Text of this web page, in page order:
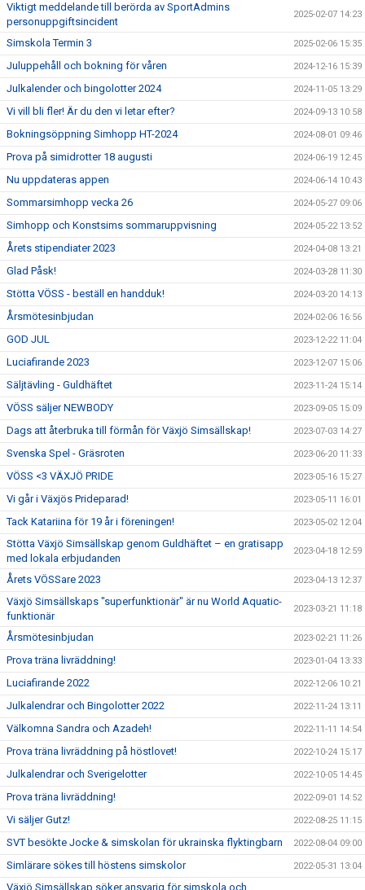
Viktigt meddelande till berörda av SportAdmins
personuppgiftsincident
2025-02-07 14:23
Simskola Termin 3 2025-02-06 15:35
Juluppehåll och bokning för våren 2024-12-16 15:39
Julkalender och bingolotter 2024 2024-11-05 13:29
Vi vill bli fler! Är du den vi letar efter? 2024-09-13 10:58
Bokningsöppning Simhopp HT-2024 2024-08-01 09:46
Prova på simidrotter 18 augusti 2024-06-19 12:45
Nu uppdateras appen 2024-06-14 10:43
Sommarsimhopp vecka 26 2024-05-27 09:06
Simhopp och Konstsims sommaruppvisning 2024-05-22 13:52
Årets stipendiater 2023 2024-04-08 13:21
Glad Påsk! 2024-03-28 11:30
Stötta VÖSS - beställ en handduk! 2024-03-20 14:13
Årsmötesinbjudan 2024-02-06 16:56
GOD JUL 2023-12-22 11:04
Luciafirande 2023 2023-12-07 15:06
Säljtävling - Guldhäftet 2023-11-24 15:14
VÖSS säljer NEWBODY 2023-09-05 15:09
Dags att återbruka till förmån för Växjö Simsällskap! 2023-07-03 14:27
Svenska Spel - Gräsroten 2023-06-20 11:33
VÖSS <3 VÄXJÖ PRIDE 2023-05-16 15:27
Vi går i Växjös Prideparad! 2023-05-11 16:01
Tack Katariina för 19 år i föreningen! 2023-05-02 12:04
Stötta Växjö Simsällskap genom Guldhäftet – en gratisapp
med lokala erbjudanden
2023-04-18 12:59
Årets VÖSSare 2023 2023-04-13 12:37
Växjö Simsällskaps "superfunktionär" är nu World Aquatic-
funktionär
2023-03-21 11:18
Årsmötesinbjudan 2023-02-21 11:26
Prova träna livräddning! 2023-01-04 13:33
Luciafirande 2022 2022-12-06 10:21
Julkalendrar och Bingolotter 2022 2022-11-24 13:11
Välkomna Sandra och Azadeh! 2022-11-11 14:54
Prova träna livräddning på höstlovet! 2022-10-24 15:17
Julkalendrar och Sverigelotter 2022-10-05 14:45
Prova träna livräddning! 2022-09-01 14:52
Vi säljer Gutz! 2022-08-25 11:15
SVT besökte Jocke & simskolan för ukrainska flyktingbarn 2022-08-04 09:00
Simlärare sökes till höstens simskolor 2022-05-31 13:04
Växjö Simsällskap söker ansvarig för simskola och